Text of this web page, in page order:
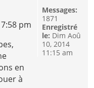
pm
en
à
Messages:
1871
Enregistré
le: Dim Aoû
10, 2014
11:15 am